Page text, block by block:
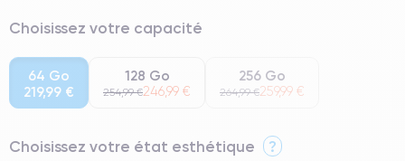
Choisissez votre capacité
64 Go
219,99 €
128 Go
254,99 €246,99 €
256 Go
264,99 €259,99 €
Choisissez votre état esthétique ?